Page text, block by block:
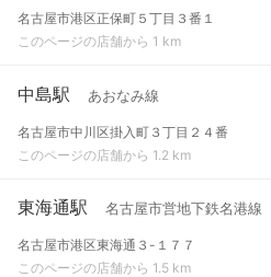
名古屋市港区正保町５丁目３番１
このページの店舗から 1 km
中島駅 あおなみ線
名古屋市中川区掛入町３丁目２４番
このページの店舗から 1.2 km
東海通駅 名古屋市営地下鉄名港線
名古屋市港区東海通３-１７７
このページの店舗から 1.5 km